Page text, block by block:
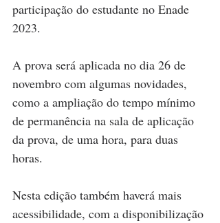
participação do estudante no Enade
2023.
A prova será aplicada no dia 26 de
novembro com algumas novidades,
como a ampliação do tempo mínimo
de permanência na sala de aplicação
da prova, de uma hora, para duas
horas.
Nesta edição também haverá mais
acessibilidade, com a disponibilização